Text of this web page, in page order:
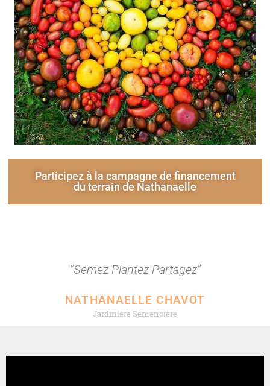
Participez à la campagne de financement
du terrain de Nathanaelle
"Semez Plantez Partagez"
NATHANAELLE CHAVOT
Jardinière Semencière